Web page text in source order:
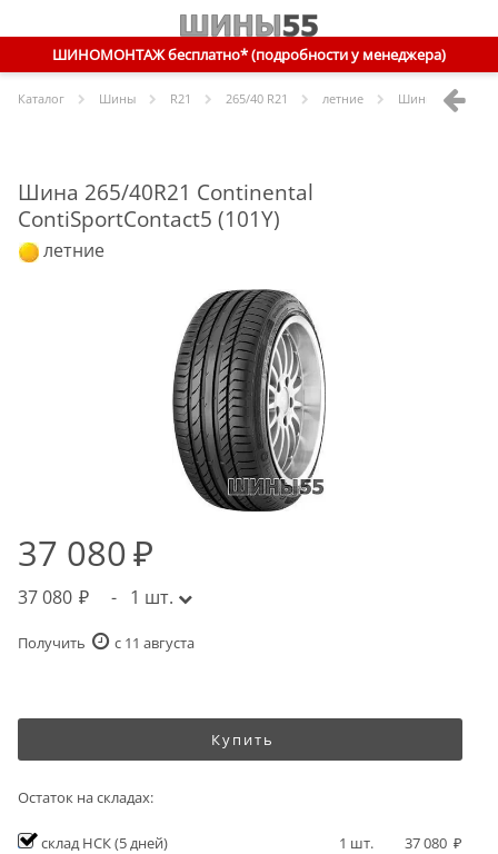
ШИНОМОНТАЖ бесплатно* (подробности у менеджера)
Каталог Шины R21 265/40 R21 летние Шины
Шина 265/40R21 Continental
ContiSportContact5 (101Y)
летние
37 080
37 080 - 1 шт.
Получить c 11 августа
Купить
Остаток на складах:
склад НСК(5 дней) 1 шт.
37 080